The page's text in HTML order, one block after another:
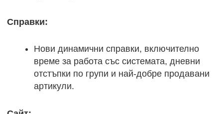
Справки:
Нови динамични справки, включително
време за работа със системата, дневни
отстъпки по групи и най-добре продавани
артикули.